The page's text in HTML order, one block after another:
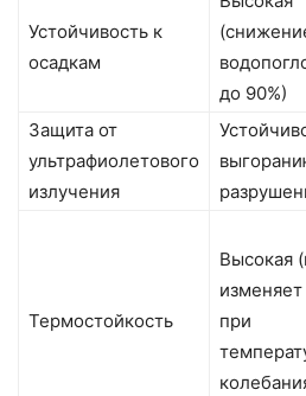
Устойчивость к
осадкам
до 90%)
Защита от
ультрафиолетового
излучения
Термостойкость
Высокая
при